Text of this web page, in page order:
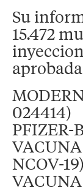
Su
15.472
024414)
PFIZER-
NCOV-19)